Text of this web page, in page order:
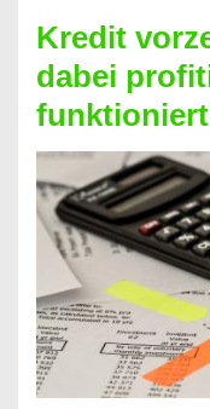
Kredit
berechnen
–
Mit
diesen
Regeln!
Kredit
dabei